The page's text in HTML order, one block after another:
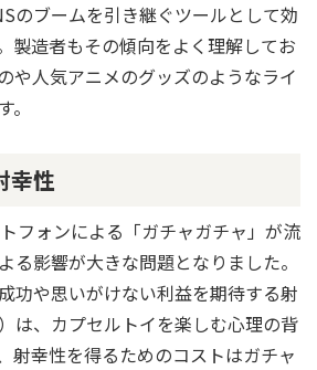
のブームを引き継ぐツールとして効
製造者もその傾向をよく理解してお
や人気アニメのグッズのようなライ
幸性
フォンによる「ガチャガチャ」が流
る影響が大きな問題となりました。
功や思いがけない利益を期待する射
は、カプセルトイを楽しむ心理の背
射幸性を得るためのコストはガチャ